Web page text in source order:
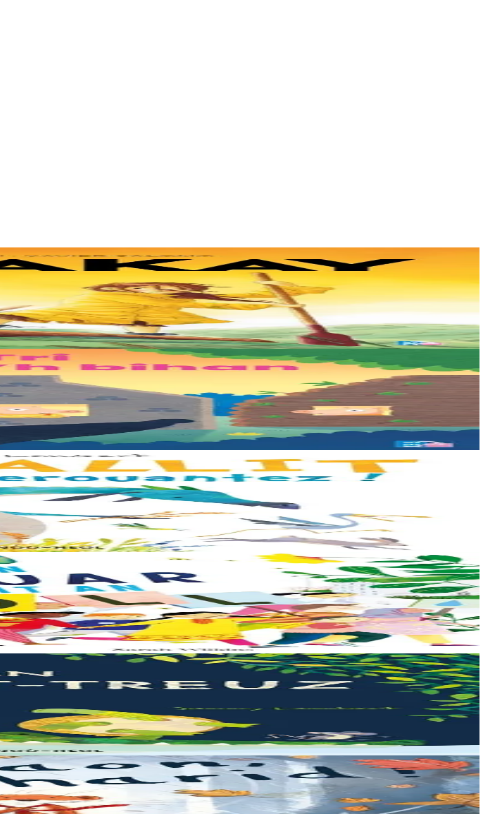
un enez plastik, o klask bevañ evel ma c’hallont, e-touez al lastez....
kaout e di ! Ur rummad savet a-ratozh evit ar vugale...
ket evit chom amañ ! a huch al loened all dezhi. Ha...
gwelloc’h efedoù Mab-den war hor planedenn a ra al levr kaer-mañ....
Peursur eo Logodennig. N’eo ket ken sur he mignoned...